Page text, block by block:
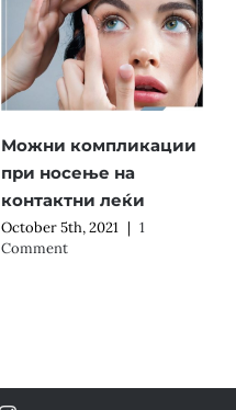
Можни компликации
при носење на
контактни леќи
October 5th, 2021 | 1
Comment